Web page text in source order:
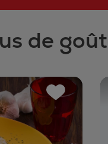
de goût